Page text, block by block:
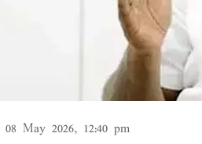
08 May 2026, 12:40 pm